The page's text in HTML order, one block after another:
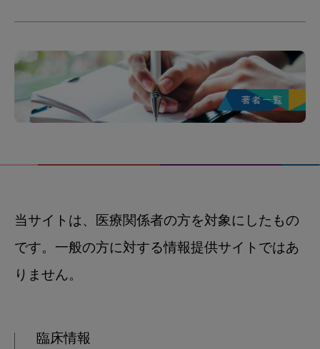
当サイトは、医療関係者の方を対象にしたもの
です。一般の方に対する情報提供サイトではあ
りません。
臨床情報